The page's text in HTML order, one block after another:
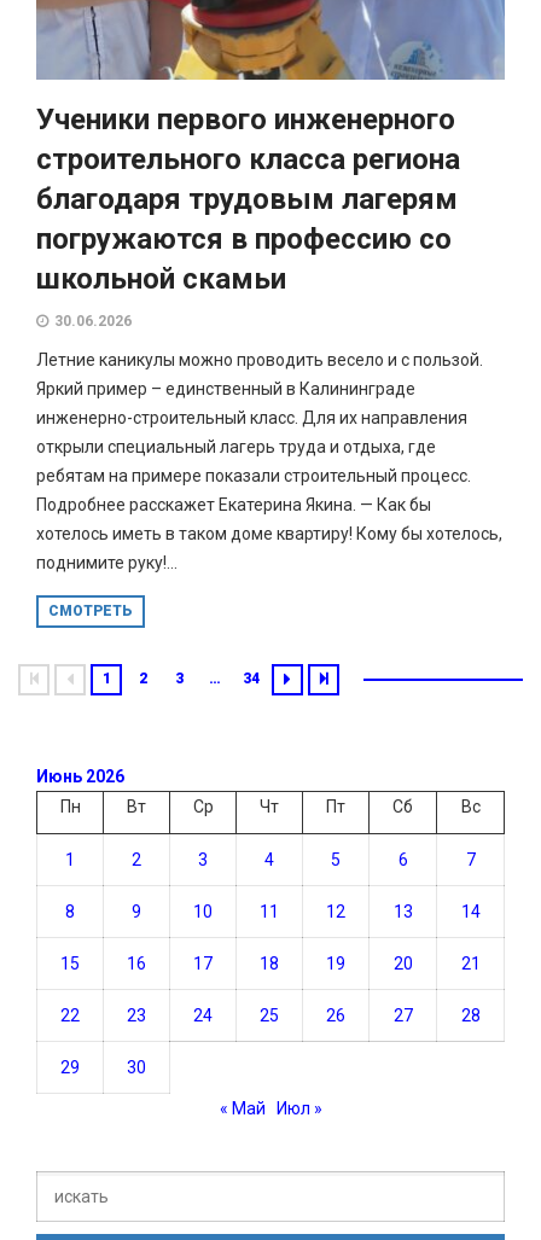
Ученики первого инженерного
строительного класса региона
благодаря трудовым лагерям
погружаются в профессию со
школьной скамьи
30.06.2026
Летние каникулы можно проводить весело и с пользой.
Яркий пример – единственный в Калининграде
инженерно-строительный класс. Для их направления
открыли специальный лагерь труда и отдыха, где
ребятам на примере показали строительный процесс.
Подробнее расскажет Екатерина Якина. — Как бы
хотелось иметь в таком доме квартиру! Кому бы хотелось,
поднимите руку!...
СМОТРЕТЬ
1 2 3 … 34
Июнь 2026
Пн
Вт Ср Чт Пт Сб Вс
1 2 3 4 5 6 7
8 9 10 11 12 13 14
15 16 17 18 19 20 21
22 23 24 25 26 27 28
29 30
« Май Июл »